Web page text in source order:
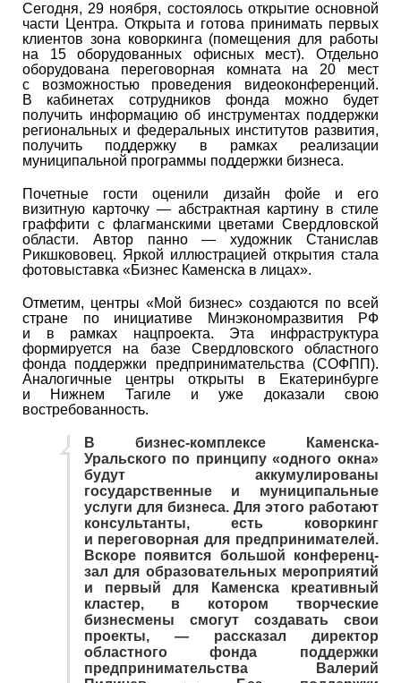
Сегодня, 29 ноября, состоялось открытие основной
части Центра. Открыта и готова принимать первых
клиентов зона коворкинга (помещения для работы
на 15 оборудованных офисных мест). Отдельно
оборудована переговорная комната на 20 мест
с возможностью проведения видеоконференций.
В кабинетах сотрудников фонда можно будет
получить информацию об инструментах поддержки
региональных и федеральных институтов развития,
получить поддержку в рамках реализации
муниципальной программы поддержки бизнеса.
Почетные гости оценили дизайн фойе и его
визитную карточку — абстрактная картину в стиле
граффити с флагманскими цветами Свердловской
области. Автор панно — художник Станислав
Рикшкововец. Яркой иллюстрацией открытия стала
фотовыставка «Бизнес Каменска в лицах».
Отметим, центры «Мой бизнес» создаются по всей
стране по инициативе Минэкономразвития РФ
и в рамках нацпроекта. Эта инфраструктура
формируется на базе Свердловского областного
фонда поддержки предпринимательства (СОФПП).
Аналогичные центры открыты в Екатеринбурге
и Нижнем Тагиле и уже доказали свою
востребованность.
В бизнес-комплексе Каменска-
Уральского по принципу «одного окна»
будут аккумулированы
государственные и муниципальные
услуги для бизнеса. Для этого работают
консультанты, есть коворкинг
и переговорная для предпринимателей.
Вскоре появится большой конференц-
зал для образовательных мероприятий
и первый для Каменска креативный
кластер, в котором творческие
бизнесмены смогут создавать свои
проекты, — рассказал директор
областного фонда поддержки
предпринимательства Валерий